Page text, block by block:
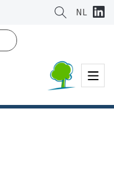
NL
Menu